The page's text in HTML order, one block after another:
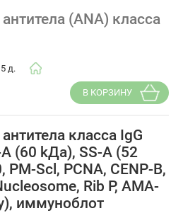
(ANA) класса
д.
В КОРЗИНУ
класса IgG
(60 kДа), SS-A (52
PM-Scl, PCNA, CENР-B,
Rib P, AMA-
иммуноблот